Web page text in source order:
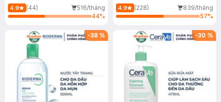
Mới)
4.9 (44)
516/tháng
44%
4.9 (228)
839/tháng
57%
-38 % -30 %